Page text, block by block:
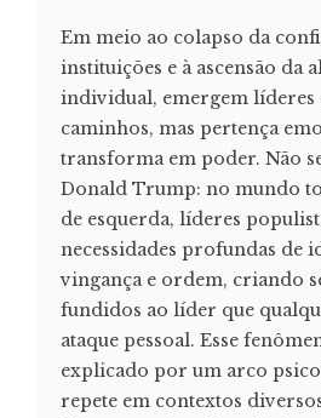
Em meio ao colapso da
instituições e à ascensão da
individual, emergem líderes
caminhos, mas pertença
transforma em poder. Não
Donald Trump: no mundo
de esquerda, líderes
necessidades profundas de
vingança e ordem, criando
fundidos ao líder que
ataque pessoal. Esse
explicado por um arco
repete em contextos